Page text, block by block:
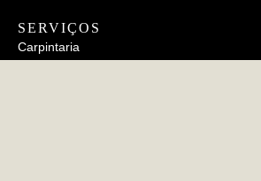
SERVIÇOS
Carpintaria